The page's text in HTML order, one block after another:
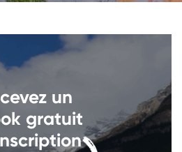
un
gratuit